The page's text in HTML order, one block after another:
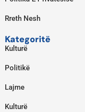
Rreth Nesh
Kategoritë
Kulturë
Politikë
Lajme
Kulturë